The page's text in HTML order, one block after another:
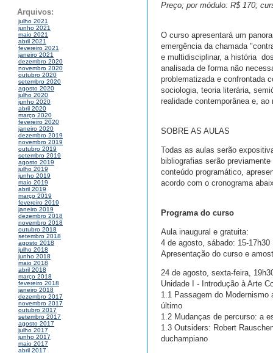
Arquivos:
julho 2021
junho 2021
maio 2021
abril 2021
fevereiro 2021
janeiro 2021
dezembro 2020
novembro 2020
outubro 2020
setembro 2020
agosto 2020
julho 2020
junho 2020
abril 2020
março 2020
fevereiro 2020
janeiro 2020
dezembro 2019
novembro 2019
outubro 2019
setembro 2019
agosto 2019
julho 2019
junho 2019
maio 2019
abril 2019
março 2019
fevereiro 2019
janeiro 2019
dezembro 2018
novembro 2018
outubro 2018
setembro 2018
agosto 2018
julho 2018
junho 2018
maio 2018
abril 2018
março 2018
fevereiro 2018
janeiro 2018
dezembro 2017
novembro 2017
outubro 2017
setembro 2017
agosto 2017
julho 2017
junho 2017
maio 2017
abril 2017
Preço; por módulo: R$ 170;
O curso apresentará um
emergência da chamada
e multidisciplinar, a história 
analisada de forma não
problematizada e confrontada
sociologia, teoria literária,
realidade contemporânea e,
SOBRE AS AULAS
Todas as aulas serão
bibliografias serão
conteúdo programático,
acordo com o cronograma
Programa do curso
Aula inaugural e gratuita:
4 de agosto, sábado: 15-17h30
Apresentação do curso e
24 de agosto, sexta-feira,
Unidade I - Introdução à Arte
1.1 Passagem do
último
1.2 Mudanças de percurso: a
1.3 Outsiders: Robert
duchampiano